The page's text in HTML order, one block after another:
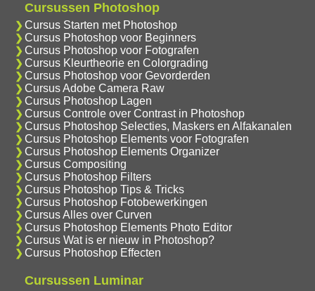
Cursussen Photoshop
Cursus Starten met Photoshop
Cursus Photoshop voor Beginners
Cursus Photoshop voor Fotografen
Cursus Kleurtheorie en Colorgrading
Cursus Photoshop voor Gevorderden
Cursus Adobe Camera Raw
Cursus Photoshop Lagen
Cursus Controle over Contrast in Photoshop
Cursus Photoshop Selecties, Maskers en Alfakanalen
Cursus Photoshop Elements voor Fotografen
Cursus Photoshop Elements Organizer
Cursus Compositing
Cursus Photoshop Filters
Cursus Photoshop Tips & Tricks
Cursus Photoshop Fotobewerkingen
Cursus Alles over Curven
Cursus Photoshop Elements Photo Editor
Cursus Wat is er nieuw in Photoshop?
Cursus Photoshop Effecten
Cursussen Luminar